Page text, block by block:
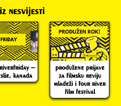
nesvijesti
–
kanada
produžene prijave
za filmsku reviju
mladeži i four river
film festival